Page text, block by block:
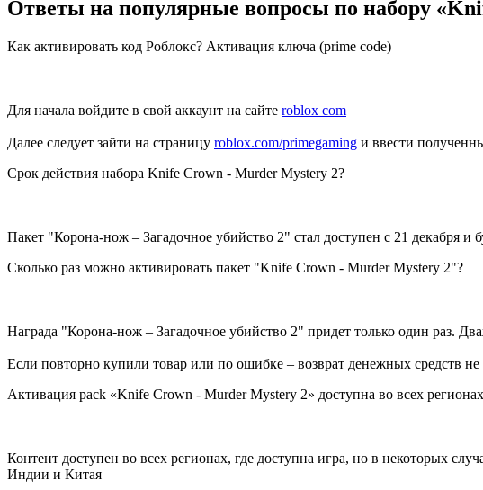
Ответы на популярные вопросы по набору
Как активировать код Роблокс? Активация ключа (prime code)
Для начала войдите в свой аккаунт на сайте roblox com
Далее следует зайти на страницу roblox.com/primegaming и ввести
Срок действия набора Knife Crown - Murder Mystery 2?
Пакет "Корона-нож – Загадочное убийство 2" стал доступен с 21 декабря
Сколько раз можно активировать пакет "Knife Crown - Murder Mystery 2"?
Награда "Корона-нож – Загадочное убийство 2" придет только один раз.
Если повторно купили товар или по ошибке – возврат денежных средств не
Активация pack «Knife Crown - Murder Mystery 2» доступна во всех регионах
Контент доступен во всех регионах, где доступна игра, но в некоторых
Индии и Китая